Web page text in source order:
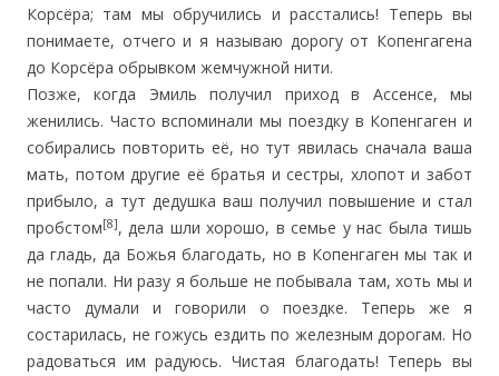
Корсёра; там мы обручились и расстались! Теперь вы
понимаете, отчего и я называю дорогу от Копенгагена
до Корсёра обрывком жемчужной нити.
Позже, когда Эмиль получил приход в Ассенсе, мы
женились. Часто вспоминали мы поездку в Копенгаген и
собирались повторить её, но тут явилась сначала ваша
мать, потом другие её братья и сестры, хлопот и забот
прибыло, а тут дедушка ваш получил повышение и стал
пробстом[8], дела шли хорошо, в семье у нас была тишь
да гладь, да Божья благодать, но в Копенгаген мы так и
не попали. Ни разу я больше не побывала там, хоть мы и
часто думали и говорили о поездке. Теперь же я
состарилась, не гожусь ездить по железным дорогам. Но
радоваться им радуюсь. Чистая благодать! Теперь вы